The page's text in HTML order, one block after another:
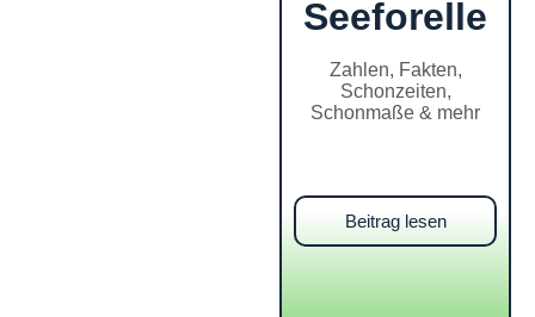
Seeforelle
Zahlen, Fakten,
Schonzeiten,
Schonmaße & mehr
Beitrag lesen